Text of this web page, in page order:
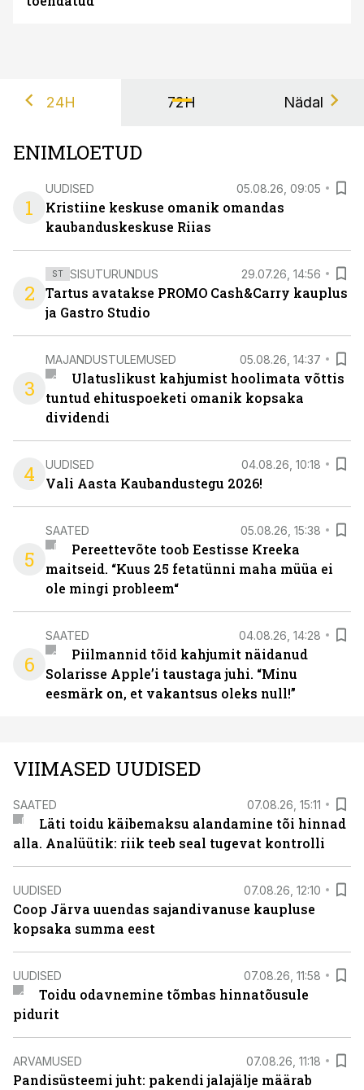
24H 72H Nädal
ENIMLOETUD
1
UUDISED 05.08.26, 09:05
Kristiine keskuse omanik omandas
kaubanduskeskuse Riias
2
ST SISUTURUNDUS 29.07.26, 14:56
Tartus avatakse PROMO Cash&Carry kauplus
ja Gastro Studio
3
MAJANDUSTULEMUSED 05.08.26, 14:37
Ulatuslikust kahjumist hoolimata võttis
tuntud ehituspoeketi omanik kopsaka
dividendi
4 UUDISED 04.08.26, 10:18
Vali Aasta Kaubandustegu 2026!
5
SAATED 05.08.26, 15:38
Pereettevõte toob Eestisse Kreeka
maitseid. “Kuus 25 fetatünni maha müüa ei
ole mingi probleem“
6
SAATED 04.08.26, 14:28
Piilmannid tõid kahjumit näidanud
Solarisse Apple’i taustaga juhi. “Minu
eesmärk on, et vakantsus oleks null!”
VIIMASED UUDISED
SAATED 07.08.26, 15:11
Läti toidu käibemaksu alandamine tõi hinnad
alla. Analüütik: riik teeb seal tugevat kontrolli
UUDISED 07.08.26, 12:10
Coop Järva uuendas sajandivanuse kaupluse
kopsaka summa eest
UUDISED 07.08.26, 11:58
Toidu odavnemine tõmbas hinnatõusule
pidurit
ARVAMUSED 07.08.26, 11:18
Pandisüsteemi juht: pakendi jalajälje määrab